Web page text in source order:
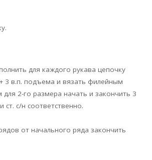
для каждого рукава цепочку
3 в.п. подъема и вязать филейным
2-го размера начать и закончить 3
ст. с/н соответственно.
от начального ряда закончить